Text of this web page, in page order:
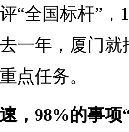
“全国标杆”，
一年，厦门就
点任务。
，98%的事项